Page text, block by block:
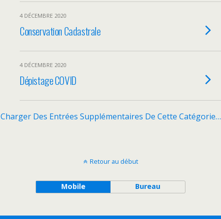
4 DÉCEMBRE 2020
Conservation Cadastrale
4 DÉCEMBRE 2020
Dépistage COVID
Charger Des Entrées Supplémentaires De Cette Catégorie…
Retour au début
Mobile Bureau